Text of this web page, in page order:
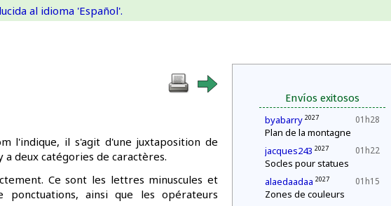
al idioma 'Español'.
Envíos exitosos
01h28
byabarry 2027
Plan de la montagne
01h22
jacques243 2027
Socles pour statues
01h15
alaedaadaa 2027
Zones de couleurs
l'indique, il s'agit d'une juxtaposition de
deux catégories de caractères.
Ce sont les lettres minuscules et
ponctuations, ainsi que les opérateurs